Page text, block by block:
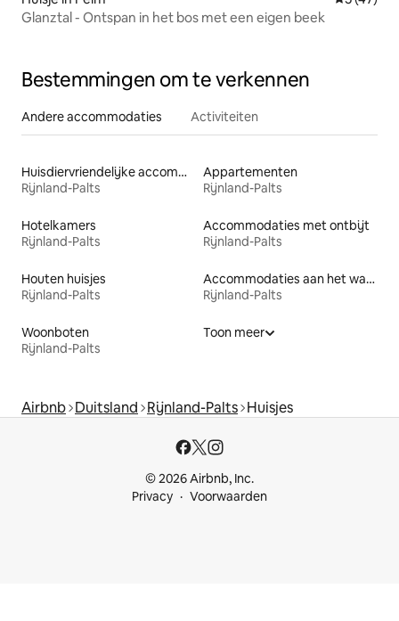
Glanztal - Ontspan in het bos met een eigen beek
Bestemmingen om te verkennen
Andere accommodaties Activiteiten
Huisdiervriendelijke accommodaties
Rijnland-Palts
Appartementen
Rijnland-Palts
Hotelkamers
Rijnland-Palts
Accommodaties met ontbijt
Rijnland-Palts
Houten huisjes
Rijnland-Palts
Accommodaties aan het water
Rijnland-Palts
Woonboten
Rijnland-Palts
Toon meer
Airbnb Duitsland Rijnland-Palts Huisjes
© 2026 Airbnb, Inc.
Privacy
Voorwaarden